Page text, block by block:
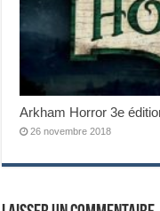
Arkham Horror 3e
26 novembre 2018